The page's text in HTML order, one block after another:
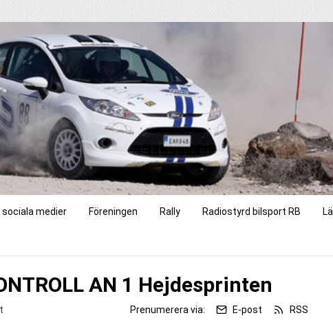
sociala medier Föreningen Rally Radiostyrd bilsport RB
AN 1 Hejdesprinten
Prenumerera via: E-post RSS